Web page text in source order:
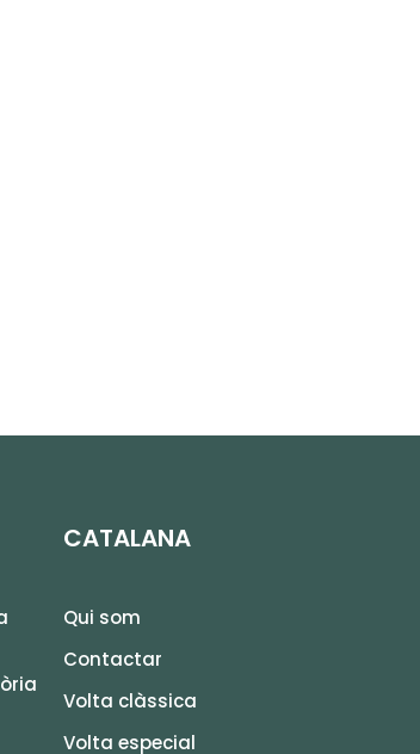
CATALANA
Qui som
Contactar
Volta clàssica
Volta especial